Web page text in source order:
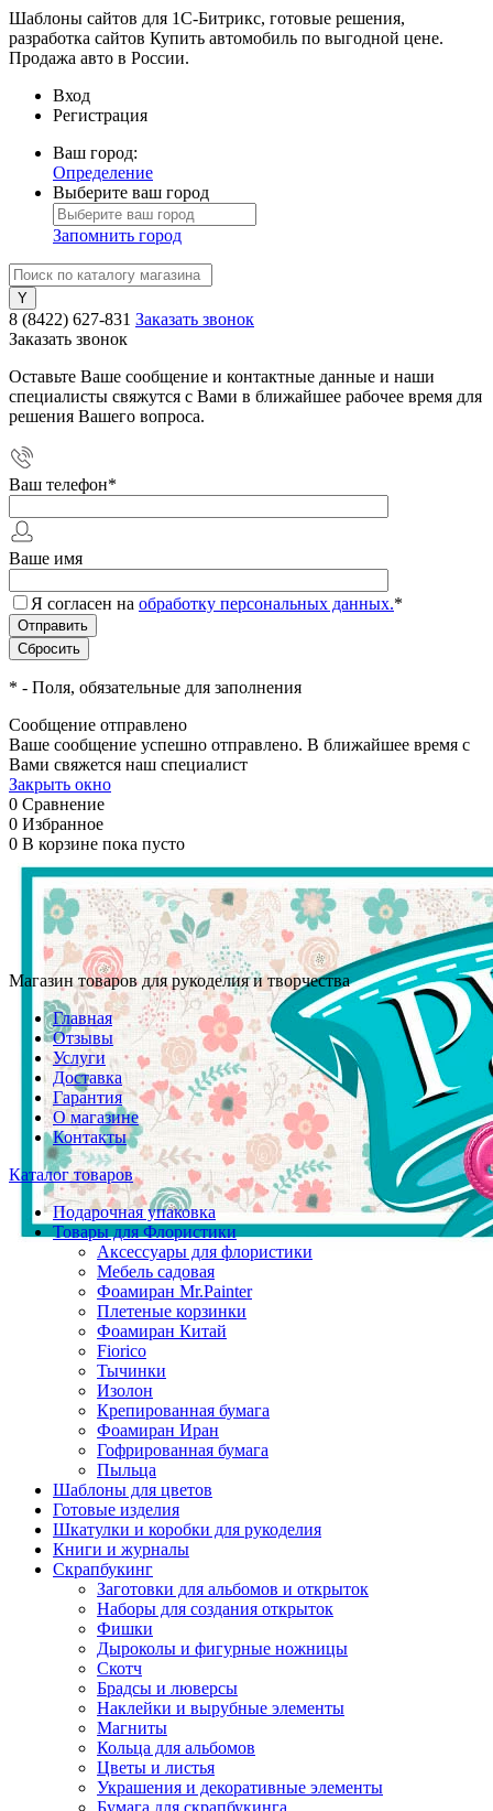
Шаблоны сайтов для 1С-Битрикс, готовые решения,
разработка сайтов Купить автомобиль по выгодной цене.
Продажа авто в России.
Вход
Регистрация
Ваш город:
Определение
Выберите ваш город
Запомнить город
8 (8422) 627-831 Заказать звонок
Заказать звонок
Оставьте Ваше сообщение и контактные данные и наши
специалисты свяжутся с Вами в ближайшее рабочее время для
решения Вашего вопроса.
Ваш телефон*
Ваше имя
Я согласен на обработку персональных данных.*
* - Поля, обязательные для заполнения
Сообщение отправлено
Ваше сообщение успешно отправлено. В ближайшее время с
Вами свяжется наш специалист
Закрыть окно
0 Сравнение
0 Избранное
0 В корзине пока пусто
Магазин товаров для рукоделия и творчества
Главная
Отзывы
Услуги
Доставка
Гарантия
О магазине
Контакты
Каталог товаров
Подарочная упаковка
Товары для Флористики
Аксессуары для флористики
Мебель садовая
Фоамиран Mr.Painter
Плетеные корзинки
Фоамиран Китай
Fiorico
Тычинки
Изолон
Крепированная бумага
Фоамиран Иран
Гофрированная бумага
Пыльца
Шаблоны для цветов
Готовые изделия
Шкатулки и коробки для рукоделия
Книги и журналы
Скрапбукинг
Заготовки для альбомов и открыток
Наборы для создания открыток
Фишки
Дыроколы и фигурные ножницы
Скотч
Брадсы и люверсы
Наклейки и вырубные элементы
Магниты
Кольца для альбомов
Цветы и листья
Украшения и декоративные элементы
Бумага для скрапбукинга